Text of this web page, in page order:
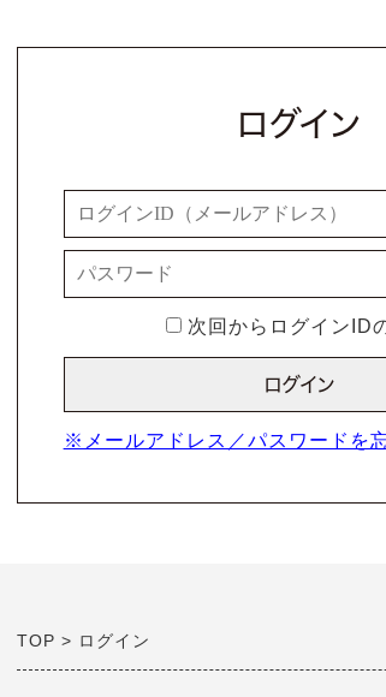
ログイン
次回からログインID
※メールアドレス／パスワードを
TOP ログイン